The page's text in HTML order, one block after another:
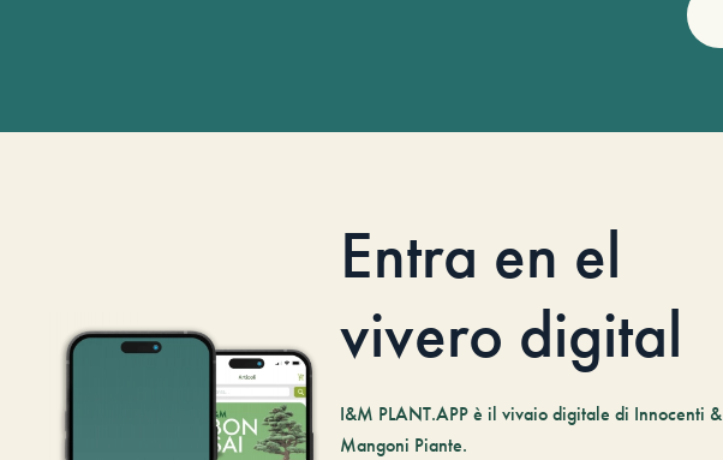
Entra en el
vivero digital
I&M PLANT.APP è il vivaio digitale di Innocenti &
Mangoni Piante.